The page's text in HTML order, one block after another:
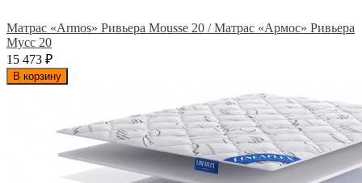
Матрас «Armos» Ривьера Mousse 20 / Матрас «Армос» Ривьера
Мусс 20
15 473 ₽
В корзину